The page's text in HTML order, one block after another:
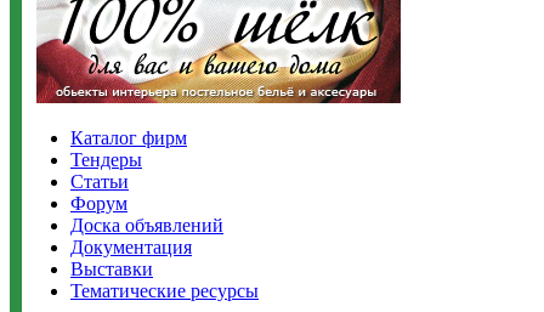
Каталог фирм
Тендеры
Статьи
Форум
Доска объявлений
Документация
Выставки
Тематические ресурсы